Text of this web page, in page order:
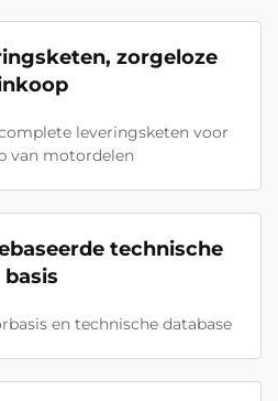
zorgeloze
leveringsketen voor
van motordelen
technische
basis
en technische database